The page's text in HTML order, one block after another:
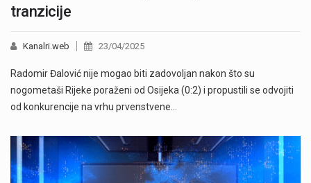
tranzicije
Kanalri.web 23/04/2025
Radomir Đalović nije mogao biti zadovoljan nakon što su
nogometaši Rijeke poraženi od Osijeka (0:2) i propustili se odvojiti
od konkurencije na vrhu prvenstvene…